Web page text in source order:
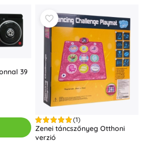
39
(1)
Zenei táncszőnyeg Otthoni
verzió